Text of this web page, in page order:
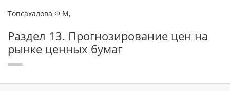
Топсахалова Ф М,
Раздел 13. Прогнозирование цен на
рынке ценных бумаг